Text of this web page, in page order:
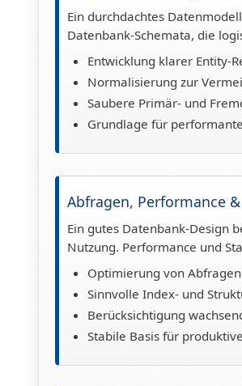
Ein durchdachtes
Datenbank-Schemata, die
Entwicklung klarer Entity-
Normalisierung zur
Saubere Primär- und
Grundlage für
Abfragen, Performance
Ein gutes Datenbank-Design
Nutzung. Performance und
Optimierung von
Sinnvolle Index- und
Berücksichtigung
Stabile Basis für